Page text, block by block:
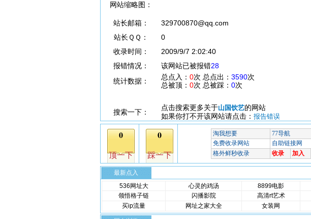
网站缩略图：
站长邮箱：
329700870@qq.com
站长ＱＱ：
0
收录时间：
2009/9/7 2:02:40
报错情况：
该网站已被报错28
统计数据：
总点入： 0次 总点出： 3590次
总被顶： 0次 总被踩： 0次
搜索一下：
点击搜索更多关于山国饮艺的网站
如果你打不开该网站请点击： 报告错误
最新点入
536网址大
心灵的鸡汤 8899电影
领悟格子链
闪播影院 高清rt艺术
买ip流量
网址之家大全 女装网